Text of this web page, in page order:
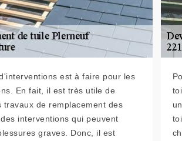
est à faire pour les
En fait, il est très utile de
travaux de remplacement des
interventions qui peuvent
graves. Donc, il est